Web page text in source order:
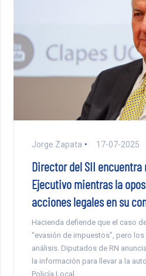
Jorge Zapata 17-07-2025
Director del SII encuentra
Ejecutivo mientras la
acciones legales en su
Hacienda defiende que el caso
“evasión de impuestos”, pero
análisis. Diputados de RN
la información para llevar a la
Policía Local.